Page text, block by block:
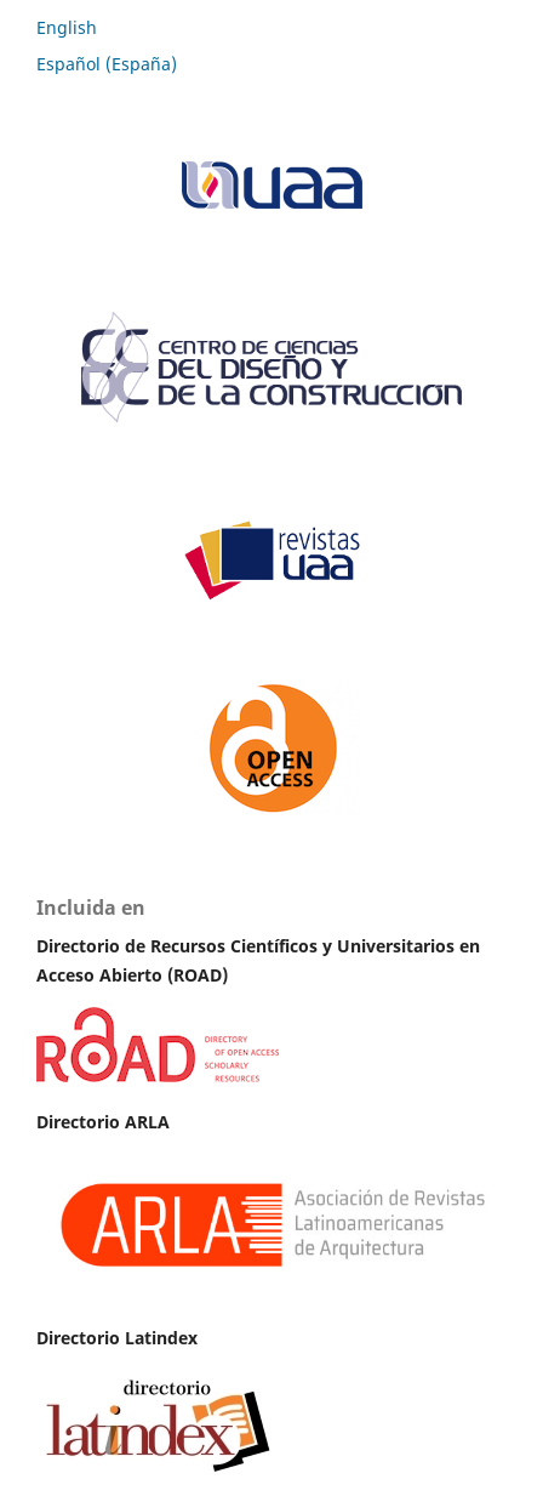
English
Español (España)
Incluida en
Directorio de Recursos Científicos y Universitarios en
Acceso Abierto (ROAD)
Directorio ARLA
Directorio Latindex